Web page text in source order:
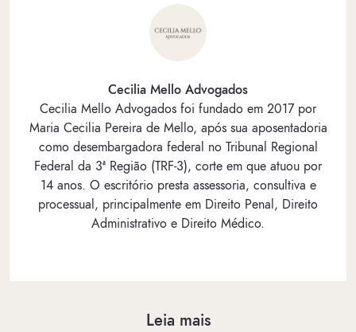
Cecilia Mello Advogados
Cecilia Mello Advogados foi fundado em 2017 por
Maria Cecilia Pereira de Mello, após sua aposentadoria
como desembargadora federal no Tribunal Regional
Federal da 3ª Região (TRF-3), corte em que atuou por
14 anos. O escritório presta assessoria, consultiva e
processual, principalmente em Direito Penal, Direito
Administrativo e Direito Médico.
Leia mais